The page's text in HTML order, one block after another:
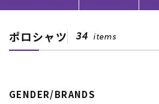
店舗一覧
ポロシャツ 34 items
GENDER/BRANDS